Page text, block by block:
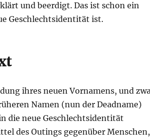
und beerdigt. Das ist schon ein
Geschlechtsidentität ist.
ihres neuen Vornamens, und
Namen (nun der Deadname)
die neue Geschlechtsidentität
des Outings gegenüber Menschen,